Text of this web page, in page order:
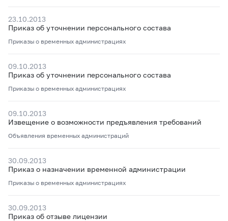
23.10.2013
Приказ об уточнении персонального состава
Приказы о временных администрациях
09.10.2013
Приказ об уточнении персонального состава
Приказы о временных администрациях
09.10.2013
Извещение о возможности предъявления требований
Объявления временных администраций
30.09.2013
Приказ о назначении временной администрации
Приказы о временных администрациях
30.09.2013
Приказ об отзыве лицензии